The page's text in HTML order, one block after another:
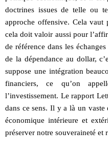
doctrines issues de telle ou
approche offensive. Cela vaut
cela doit valoir aussi pour
de référence dans les
de la dépendance au dollar,
suppose une intégration
financiers, ce qu’on
l’investissement. Le rapport
dans ce sens. Il y a là un vaste
économique intérieure et
préserver notre souveraineté et